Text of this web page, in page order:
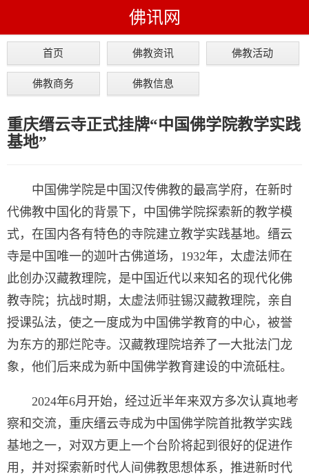
佛讯网
首页 佛教资讯 佛教活动
佛教商务 佛教信息
重庆缙云寺正式挂牌“中国佛学院教学实践
基地”
中国佛学院是中国汉传佛教的最高学府，在新时
代佛教中国化的背景下，中国佛学院探索新的教学模
式，在国内各有特色的寺院建立教学实践基地。缙云
寺是中国唯一的迦叶古佛道场，1932年，太虚法师在
此创办汉藏教理院，是中国近代以来知名的现代化佛
教寺院；抗战时期，太虚法师驻锡汉藏教理院，亲自
授课弘法，使之一度成为中国佛学教育的中心，被誉
为东方的那烂陀寺。汉藏教理院培养了一大批法门龙
象，他们后来成为新中国佛学教育建设的中流砥柱。
2024年6月开始，经过近半年来双方多次认真地考
察和交流，重庆缙云寺成为中国佛学院首批教学实践
基地之一，对双方更上一个台阶将起到很好的促进作
用，并对探索新时代人间佛教思想体系，推进新时代